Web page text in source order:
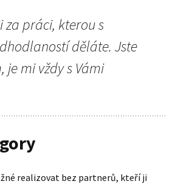
za práci, kterou s
děláte. Jste
je mi vždy s Vámi
realizovat bez partnerů, kteří ji